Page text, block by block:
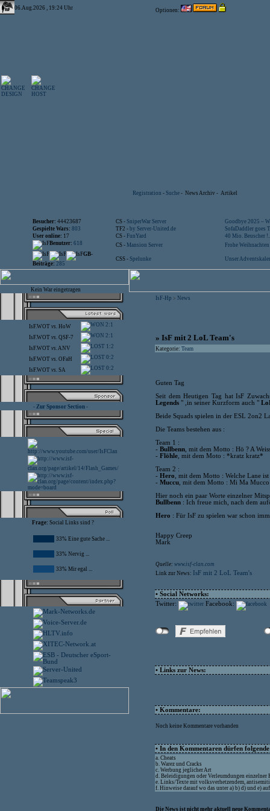
06.Aug.2026 , 19:24 Uhr Optionen:
Registration - Suche - News Archiv - Artikel
Besucher: 44423687 CS - SniperWar Server
Goodbye 2025 –
Gespielte Wars: 803 TF2 - by Server-United.de
SofaDaddler goes
User online: 17 CS - FunYard
40 Mio. Beuscher
Benutzer: 618 CS - Mansion Server
Frohe
GB-
Beiträge: 285
CSS - Spelunke Unser
Kein War eingetragen
IsF.WOT vs. HoW 2:1
IsF.WOT vs. QSF-7 2:1
IsF.WOT vs.ANV 1:2
IsF.WOT vs. OFaH 0:2
IsF.WOT vs. SA 0:2
- Zur Sponsor Section -
Frage: Social Links sind ?
33% Eine gute Sache ...
33% Nervig ...
33% Mir egal ...
IsF-Hp > News
» IsF mit 2 LoL Team's
Kategorie: Team
Guten Tag
Seit dem Heutigen Tag hat IsF
Legends " ,in seiner Kurzform auch "
Beide Squads spielen in der ESL 2on2
Die Teams bestehen aus :
Team 1 :
- Bullbenn , mit dem Motto : Hö ? A
- Flöhle , mit dem Moto : *kratz kratz*
Team 2 :
- Hero , mit dem Motto : Welche Lane
- Muccu , mit dem Motto : Mi Ma Mucco
Hier noch ein paar Worte einzelner
Bullbenn : Ich freue mich, nach dem
Hero : Für IsF zu spielen war schon
Happy Creep
Mark
Quelle: www.isf-clan.com
Link zur News:
IsF mit 2 LoL Team's
• Social Networks:
Twitter:
Facebook:
• Links zur News:
• Kommentare:
Noch keine Kommentare vorhanden
• In den Kommentaren dürfen
a. Cheats
b. Warez und Cracks
c. Werbung jeglicher Art
d. Beleidigungen oder Verleumdungen einzelner
e. Links/Texte mit volksverhetzendem,
f. Hinweise darauf wo das unter a) b) d) und e)
Die News ist nicht mehr aktuell neue